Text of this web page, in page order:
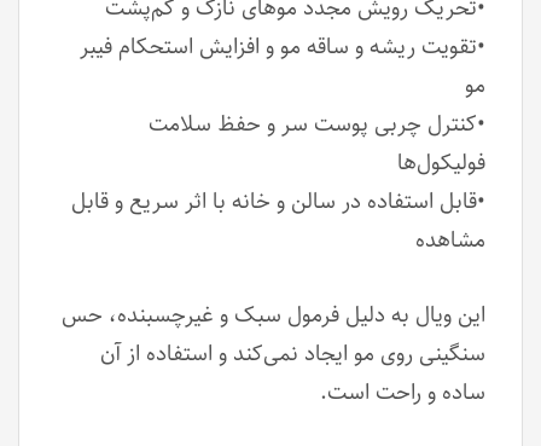
•تحریک رویش مجدد موهای نازک و کم‌پشت
•تقویت ریشه و ساقه مو و افزایش استحکام فیبر
مو
•کنترل چربی پوست سر و حفظ سلامت
فولیکول‌ها
•قابل استفاده در سالن و خانه با اثر سریع و قابل
مشاهده
این ویال به دلیل فرمول سبک و غیرچسبنده، حس
سنگینی روی مو ایجاد نمی‌کند و استفاده از آن
ساده و راحت است.